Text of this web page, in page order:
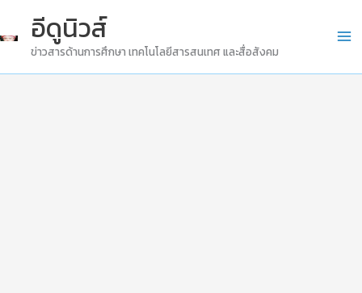
to
อีดูนิวส์
ข่าวสารด้านการศึกษา เทคโนโลยีสารสนเทศ และสื่อสังคม